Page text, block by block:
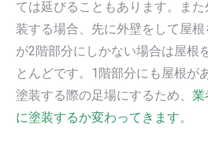
ては延びることもあります。ま
装する場合、先に外壁をして屋
が2階部分にしかない場合は屋根
とんどです。1階部分にも屋根が
塗装する際の足場にするため、 業
に塗装するか変わってきます。